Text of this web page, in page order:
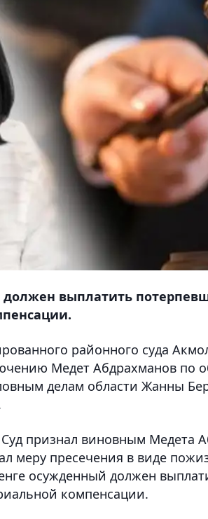
выплатить
районного суда
Медет Абдрахманов по
делам области Жанны
признал виновным Медета
меру пресечения в виде
осужденный должен
компенсации.